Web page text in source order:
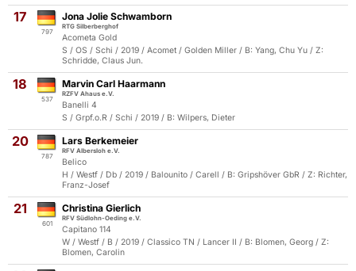
17
797
Jona Jolie Schwamborn
RTG Silberberghof
Acometa Gold
S / OS / Schi / 2019 / Acomet / Golden Miller / B: Yang, Chu Yu / Z:
Schridde, Claus Jun.
18
537
Marvin Carl Haarmann
RZFV Ahaus e.V.
Banelli 4
S / Grpf.o.R / Schi / 2019 / B: Wilpers, Dieter
20
787
Lars Berkemeier
RFV Albersloh e.V.
Belico
H / Westf / Db / 2019 / Balounito / Carell / B: Gripshöver GbR / Z: Richter,
Franz-Josef
21
601
Christina Gierlich
RFV Südlohn-Oeding e.V.
Capitano 114
W / Westf / B / 2019 / Classico TN / Lancer II / B: Blomen, Georg / Z:
Blomen, Carolin